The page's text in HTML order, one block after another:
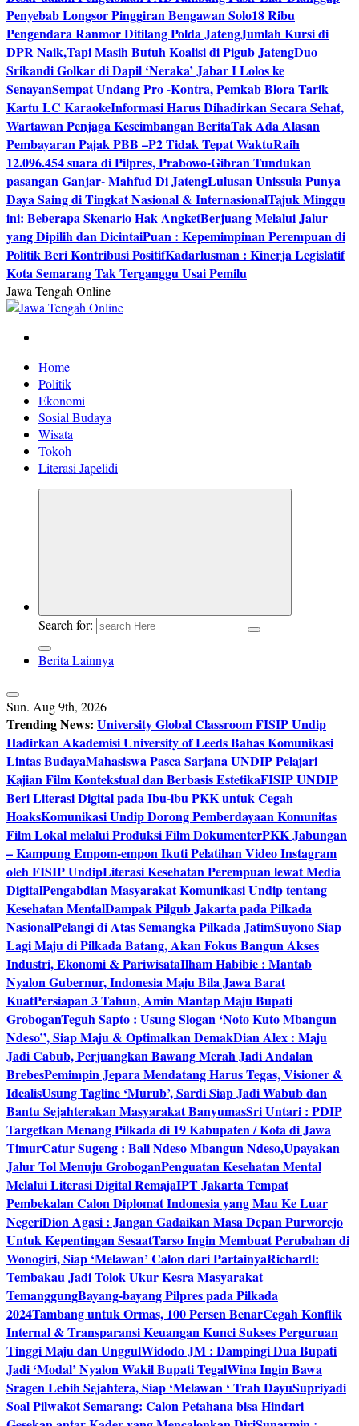
Penyebab Longsor Pinggiran Bengawan Solo18 Ribu
Pengendara Ranmor Ditilang Polda JatengJumlah Kursi di
DPR Naik,Tapi Masih Butuh Koalisi di Pigub JatengDuo
Srikandi Golkar di Dapil ‘Neraka’ Jabar I Lolos ke
SenayanSempat Undang Pro -Kontra, Pemkab Blora Tarik
Kartu LC KaraokeInformasi Harus Dihadirkan Secara Sehat,
Wartawan Penjaga Keseimbangan BeritaTak Ada Alasan
Pembayaran Pajak PBB –P2 Tidak Tepat WaktuRaih
12.096.454 suara di Pilpres, Prabowo-Gibran Tundukan
pasangan Ganjar- Mahfud Di JatengLulusan Unissula Punya
Daya Saing di Tingkat Nasional & InternasionalTajuk Minggu
ini: Beberapa Skenario Hak AngketBerjuang Melalui Jalur
yang Dipilih dan DicintaiPuan : Kepemimpinan Perempuan di
Politik Beri Kontribusi PositifKadarlusman : Kinerja Legislatif
Kota Semarang Tak Terganggu Usai Pemilu
Jawa Tengah Online
Berita Jawa Tengah Terbaru dan Terkini
Home
Politik
Ekonomi
Sosial Budaya
Wisata
Tokoh
Literasi Japelidi
Search for:
Berita Lainnya
Sun. Aug 9th, 2026
Trending News: University Global Classroom FISIP Undip
Hadirkan Akademisi University of Leeds Bahas Komunikasi
Lintas BudayaMahasiswa Pasca Sarjana UNDIP Pelajari
Kajian Film Kontekstual dan Berbasis EstetikaFISIP UNDIP
Beri Literasi Digital pada Ibu-ibu PKK untuk Cegah
HoaksKomunikasi Undip Dorong Pemberdayaan Komunitas
Film Lokal melalui Produksi Film DokumenterPKK Jabungan
– Kampung Empom-empon Ikuti Pelatihan Video Instagram
oleh FISIP UndipLiterasi Kesehatan Perempuan lewat Media
DigitalPengabdian Masyarakat Komunikasi Undip tentang
Kesehatan MentalDampak Pilgub Jakarta pada Pilkada
NasionalPelangi di Atas Semangka Pilkada JatimSuyono Siap
Lagi Maju di Pilkada Batang, Akan Fokus Bangun Akses
Industri, Ekonomi & PariwisataIlham Habibie : Mantab
Nyalon Gubernur, Indonesia Maju Bila Jawa Barat
KuatPersiapan 3 Tahun, Amin Mantap Maju Bupati
GroboganTeguh Sapto : Usung Slogan ‘Noto Kuto Mbangun
Ndeso”, Siap Maju & Optimalkan DemakDian Alex : Maju
Jadi Cabub, Perjuangkan Bawang Merah Jadi Andalan
BrebesPemimpin Jepara Mendatang Harus Tegas, Visioner &
IdealisUsung Tagline ‘Murub’, Sardi Siap Jadi Wabub dan
Bantu Sejahterakan Masyarakat BanyumasSri Untari : PDIP
Targetkan Menang Pilkada di 19 Kabupaten / Kota di Jawa
TimurCatur Sugeng : Bali Ndeso Mbangun Ndeso,Upayakan
Jalur Tol Menuju GroboganPenguatan Kesehatan Mental
Melalui Literasi Digital RemajaIPT Jakarta Tempat
Pembekalan Calon Diplomat Indonesia yang Mau Ke Luar
NegeriDion Agasi : Jangan Gadaikan Masa Depan Purworejo
Untuk Kepentingan SesaatTarso Ingin Membuat Perubahan di
Wonogiri, Siap ‘Melawan’ Calon dari PartainyaRichardl:
Tembakau Jadi Tolok Ukur Kesra Masyarakat
TemanggungBayang-bayang Pilpres pada Pilkada
2024Tambang untuk Ormas, 100 Persen BenarCegah Konflik
Internal & Transparansi Keuangan Kunci Sukses Perguruan
Tinggi Maju dan UnggulWidodo JM : Dampingi Dua Bupati
Jadi ‘Modal’ Nyalon Wakil Bupati TegalWina Ingin Bawa
Sragen Lebih Sejahtera, Siap ‘Melawan ‘ Trah DayuSupriyadi
Soal Pilwakot Semarang: Calon Petahana bisa Hindari